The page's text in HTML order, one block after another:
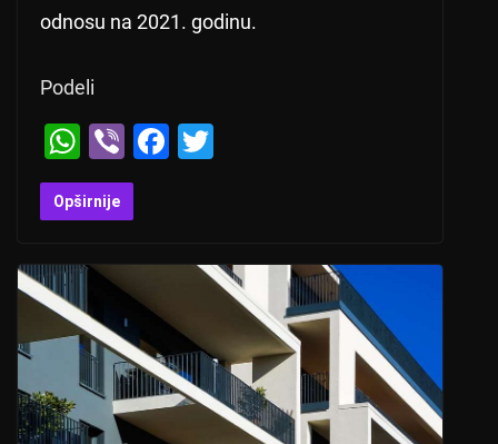
odnosu na 2021. godinu.
Podeli
W
h
at
A
p
p
Vi
b
er
F
o
o
k
Opširnije